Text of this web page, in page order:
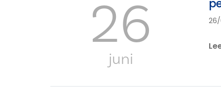
26
juni